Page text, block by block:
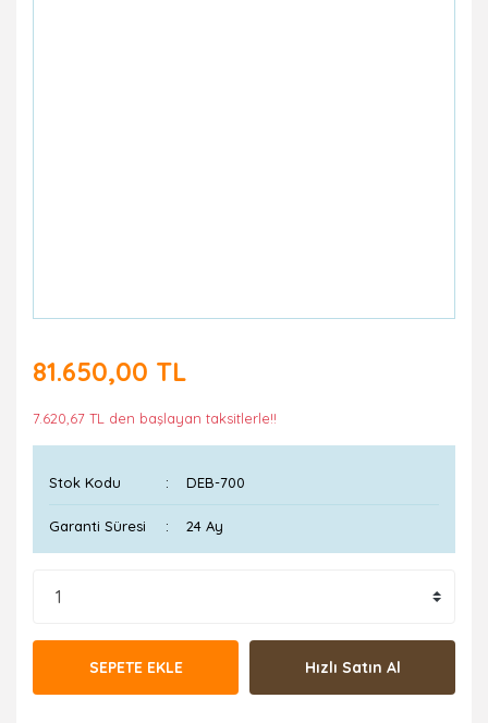
81.650,00 TL
7.620,67 TL den başlayan taksitlerle!!
Stok Kodu DEB-700
Garanti Süresi 24 Ay
SEPETE EKLE Hızlı Satın Al